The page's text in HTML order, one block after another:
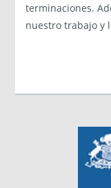
terminaciones.
nuestro trabajo y